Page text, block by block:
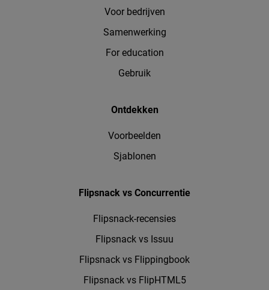
Voor bedrijven
Samenwerking
For education
Gebruik
Ontdekken
Voorbeelden
Sjablonen
Flipsnack vs Concurrentie
Flipsnack-recensies
Flipsnack vs Issuu
Flipsnack vs Flippingbook
Flipsnack vs FlipHTML5